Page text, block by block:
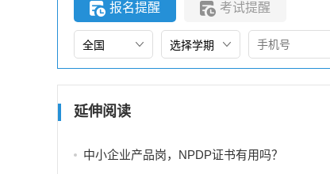
报名提醒 考试提醒
延伸阅读
中小企业产品岗，NPDP证书有用吗？